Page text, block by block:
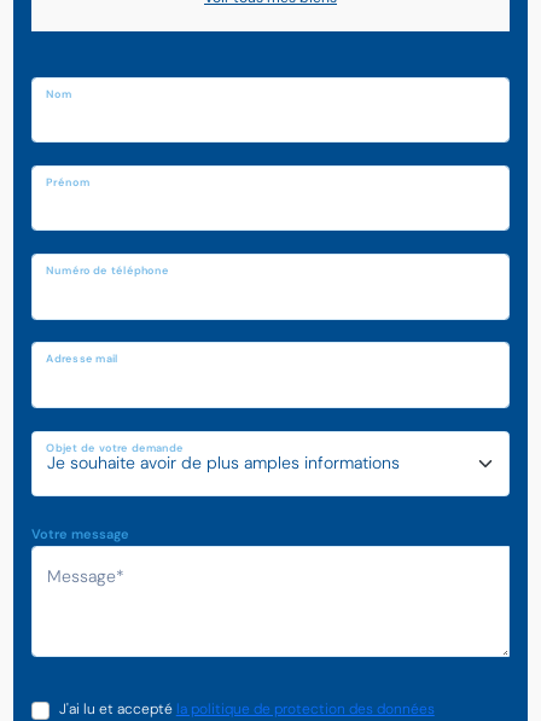
Nom
Prénom
Numéro de téléphone
Adresse mail
Objet de votre demande
Votre message
J'ai lu et accepté la politique de protection des données